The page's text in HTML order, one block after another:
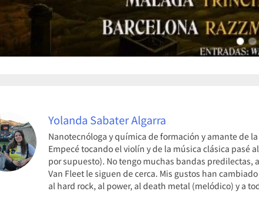
Yolanda Sabater Algarra
Nanotecnóloga y química de formación y amante de
Empecé tocando el violín y de la música clásica pasé
por supuesto). No tengo muchas bandas predilectas,
Van Fleet le siguen de cerca. Mis gustos han
al hard rock, al power, al death metal (melódico) y a